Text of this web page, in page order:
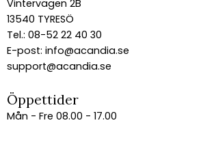
Vintervägen 2B
13540 TYRESÖ
Tel.: 08-52 22 40 30
E-post: info@acandia.se
support@acandia.se
Öppettider
Mån - Fre 08.00 - 17.00